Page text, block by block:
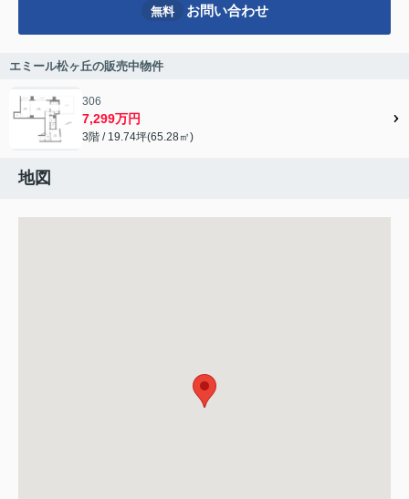
無料 お問い合わせ
エミール松ヶ丘の販売中物件
306
7,299万円
3階 / 19.74坪(65.28㎡)
地図